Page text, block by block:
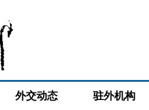
外交动态 驻外机构